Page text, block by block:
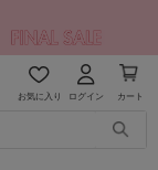
お気に入り ログイン カート